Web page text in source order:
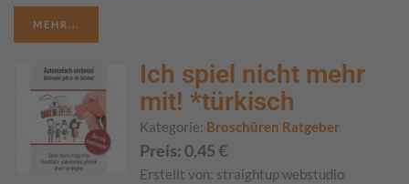
MEHR...
Ich spiel nicht mehr
mit! *türkisch
Kategorie: Broschüren Ratgeber
Preis: 0,45€
Erstellt von: straightup webstudio